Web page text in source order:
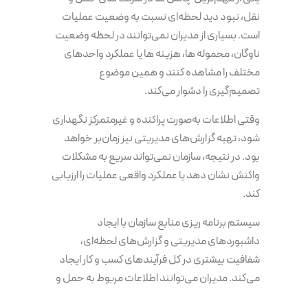
نقل، نبود دید لحظه‌ای نسبت به وضعیت عملیات
است. بسیاری از مدیران نمی‌توانند در لحظه وضعیت
ناوگان، محموله ها، هزینه ها یا عملکرد واحدهای
مختلف را مشاهده کنند و همین موضوع
تصمیم‌گیری را دشوار می‌کند.
وقتی اطلاعات به‌صورت پراکنده و غیرمتمرکز نگهداری
شود، تهیه گزارش‌های مدیریتی نیز زمان‌بر خواهد
بود. در نتیجه، سازمان نمی‌تواند سریع به مشکلات
واکنش نشان دهد یا عملکرد واقعی عملیات را ارزیابی
کند.
سیستم برنامه‌ ریزی منابع سازمان با ایجاد
داشبوردهای مدیریتی و گزارش‌های لحظه‌ای،
شفافیت بیشتری در کل فرآیندهای کسب و کار ایجاد
می‌کند. مدیران می‌توانند اطلاعات مربوط به حمل و